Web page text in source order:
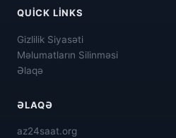
QUICK LINKS
Gizlilik Siyasəti
Məlumatların Silinməsi
Əlaqə
ƏLAQƏ
az24saat.org